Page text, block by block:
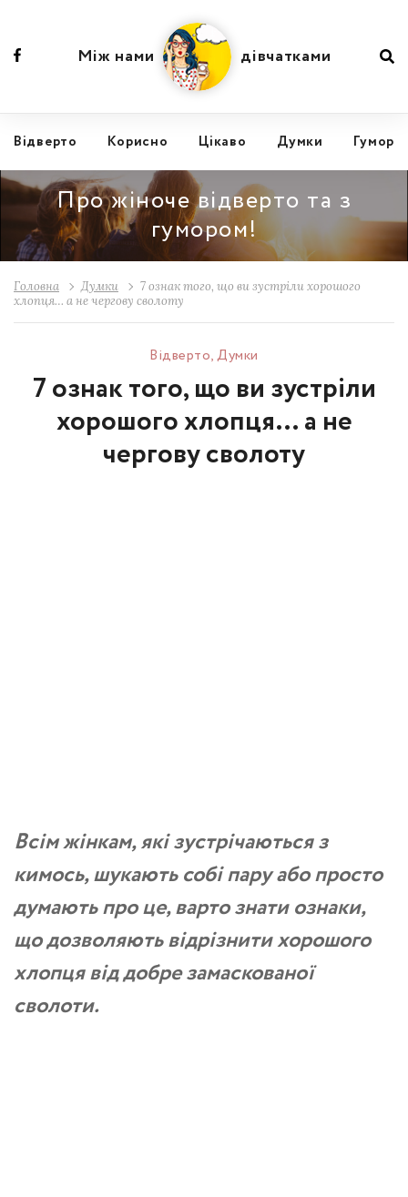
Відвертo Корисно Цікаво Думки Гумор
Між нами дівчатками
Про жіноче відверто та з
гумором!
Головна Думки
7 ознак того, що ви зустріли хорошого
хлопця… а не чергову сволоту
Відвертo,Думки
7 ознак того, що ви зустріли
хорошого хлопця… а не
чергову сволоту
Всім жінкам, які зустрічаються з
кимось, шукають собі пару або просто
думають про це, варто знати ознаки,
що дозволяють відрізнити хорошого
хлопця від добре замаскованої
сволоти.